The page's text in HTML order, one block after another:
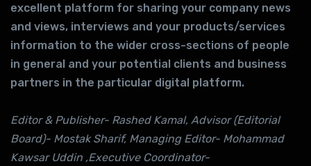
excellent platform for sharing your company news
and views, interviews and your products/services
information to the wider cross-sections of people
in general and your potential clients and business
partners in the particular digital platform.
Editor & Publisher- Rashed Kamal, Advisor (Editorial
Board)- Mostak Sharif, Managing Editor- Mohammad
Kawsar Uddin ,Executive Coordinator-